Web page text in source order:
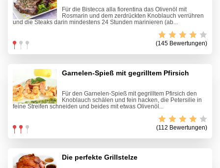
Für die Bistecca alla fiorentina das Olivenöl mit
Rosmarin und dem zerdrückten Knoblauch verrühren
und die Steaks darin mindestens 24 Stunden marinieren (ab...
(145 Bewertungen)
Garnelen-Spieß mit gegrilltem Pfirsich
Für den Garnelen-Spieß mit gegrilltem Pfirsich den
Knoblauch schälen und fein hacken, die Petersilie in
feine Streifen schneiden und beides mit etwas Olivenöl...
(112 Bewertungen)
Die perfekte Grillstelze